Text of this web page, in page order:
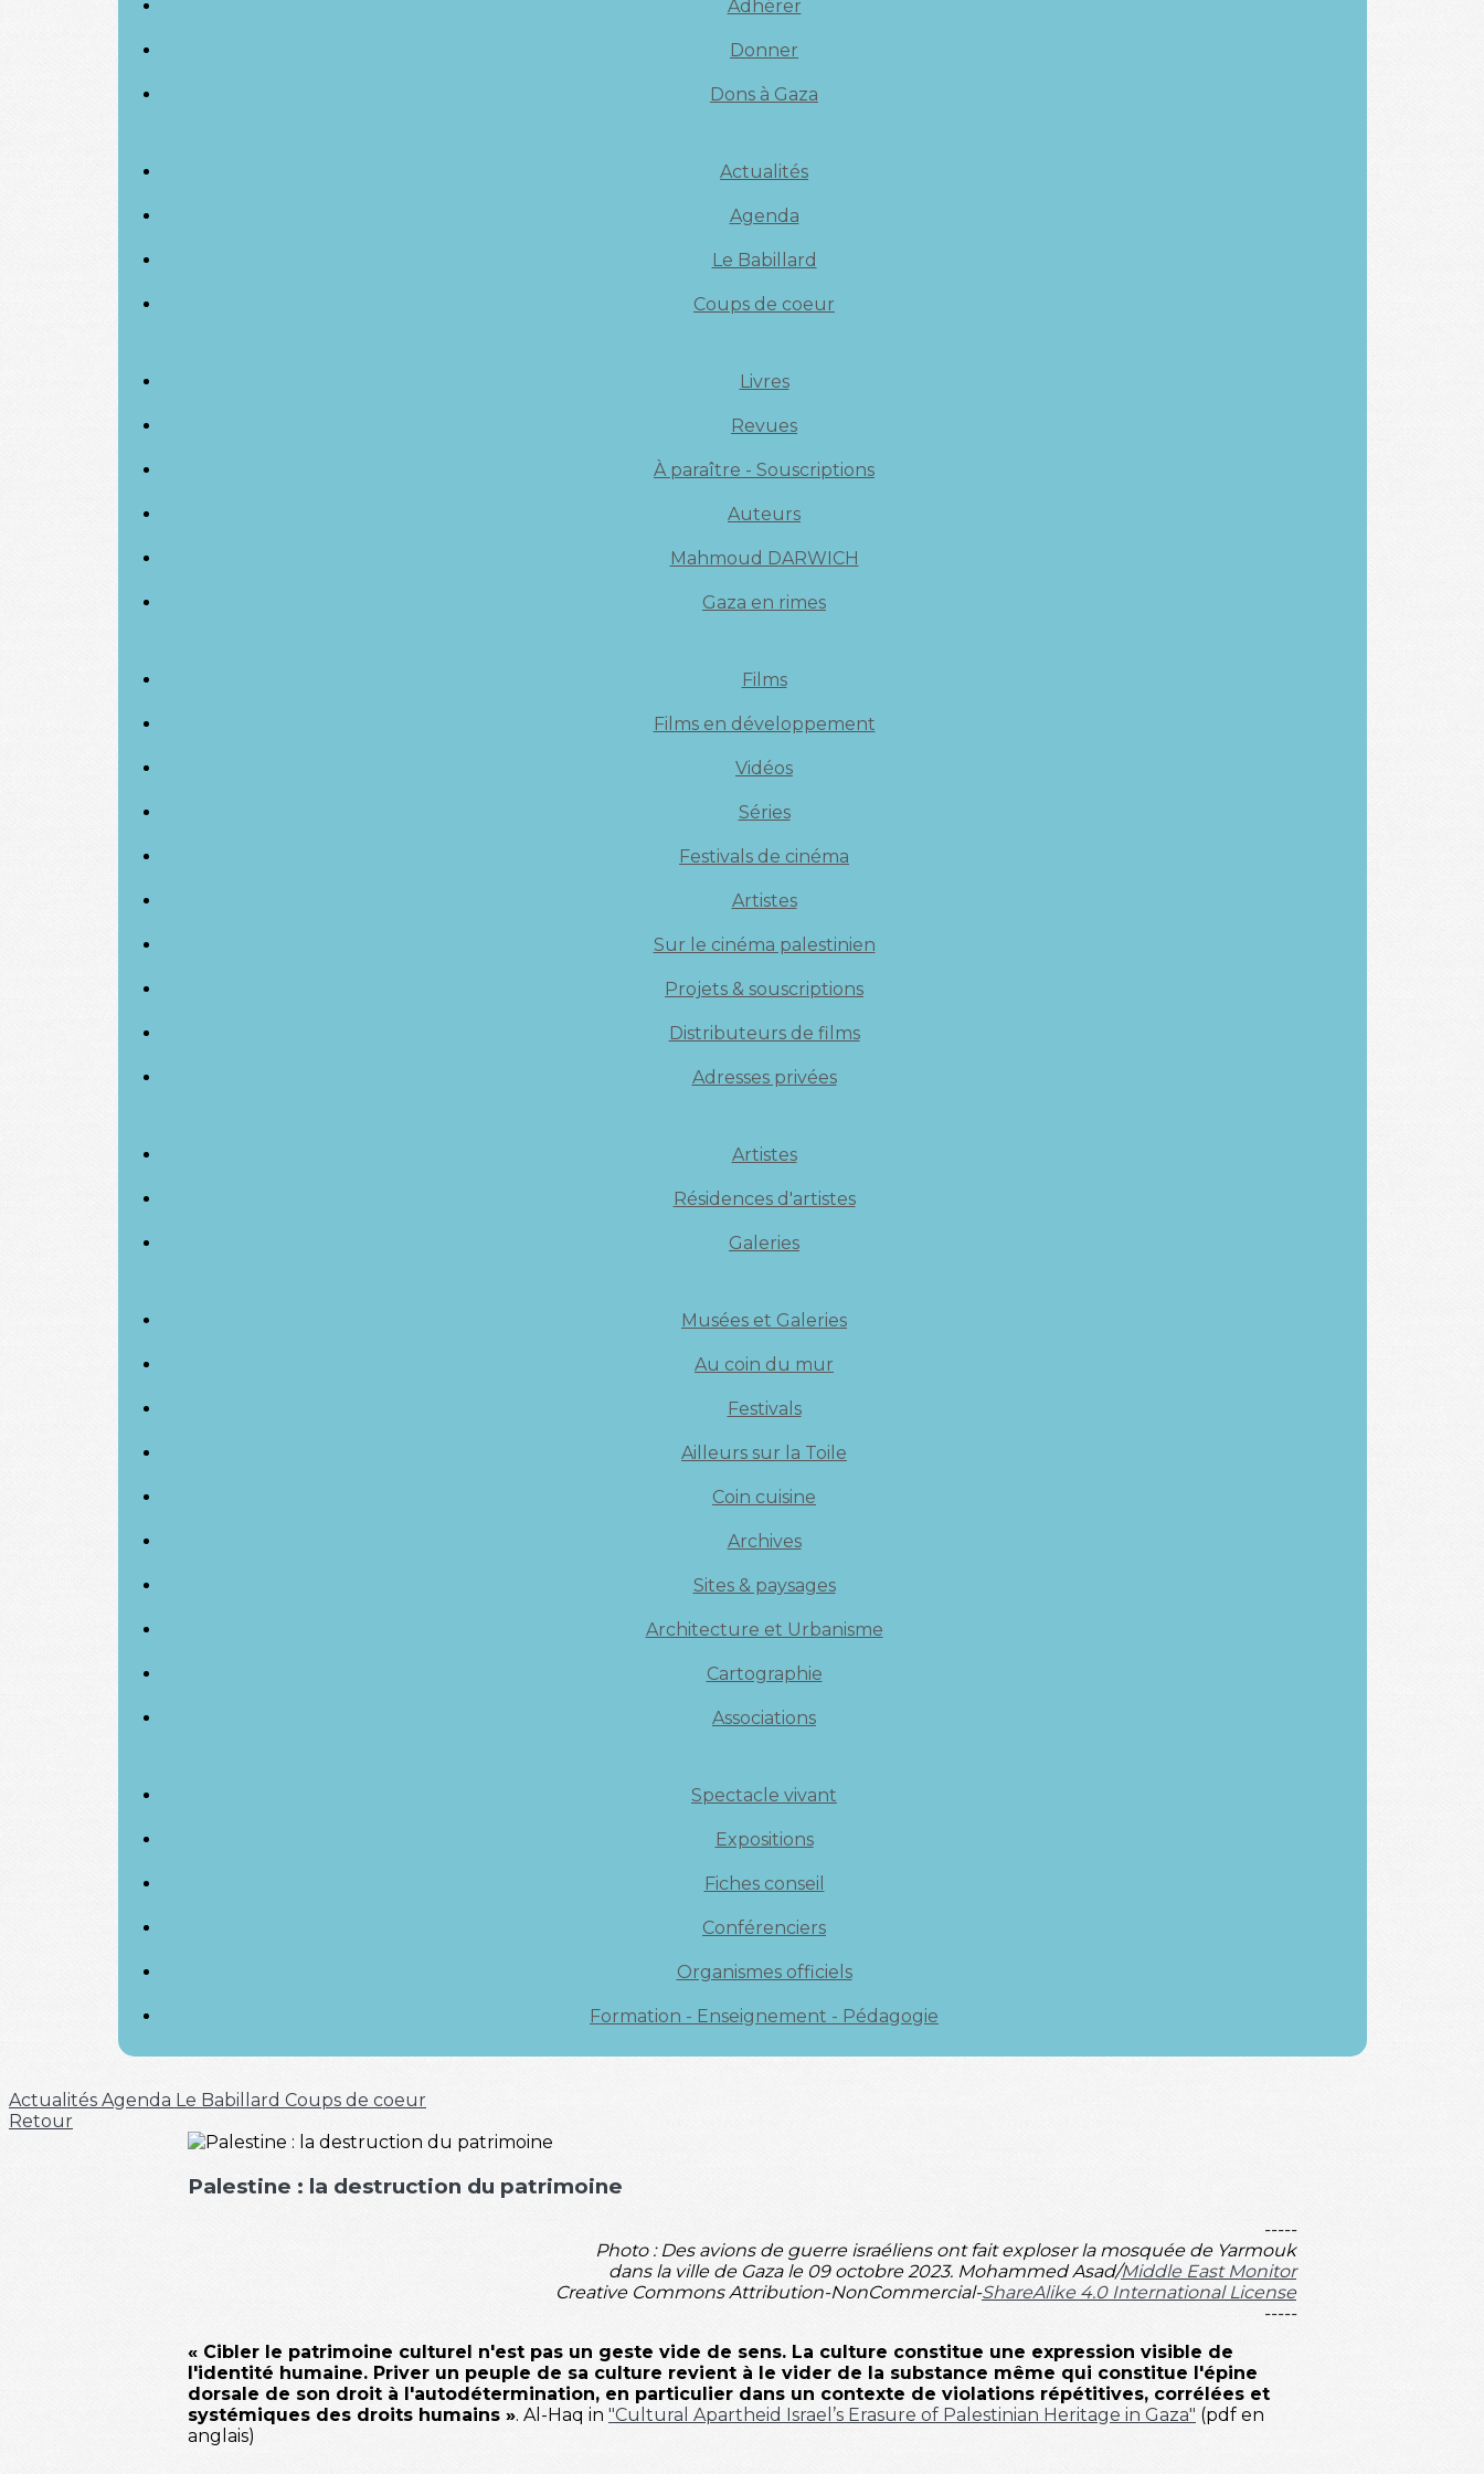
Adhérer
Donner
Dons à Gaza
Actualités
Agenda
Le Babillard
Coups de coeur
Livres
Revues
À paraître - Souscriptions
Auteurs
Mahmoud DARWICH
Gaza en rimes
Films
Films en développement
Vidéos
Séries
Festivals de cinéma
Artistes
Sur le cinéma palestinien
Projets & souscriptions
Distributeurs de films
Adresses privées
Artistes
Résidences d'artistes
Galeries
Musées et Galeries
Au coin du mur
Festivals
Ailleurs sur la Toile
Coin cuisine
Archives
Sites & paysages
Architecture et Urbanisme
Cartographie
Associations
Spectacle vivant
Expositions
Fiches conseil
Conférenciers
Organismes officiels
Formation - Enseignement - Pédagogie
Actualités Agenda Le Babillard Coups de coeur
Retour
Palestine : la destruction du patrimoine
-----
Photo : Des avions de guerre israéliens ont fait exploser la mosquée de Yarmouk
dans la ville de Gaza le 09 octobre 2023. Mohammed Asad/Middle East Monitor
Creative Commons Attribution-NonCommercial-ShareAlike 4.0 International License
-----
« Cibler le patrimoine culturel n'est pas un geste vide de sens. La culture constitue une expression visible de
l'identité humaine. Priver un peuple de sa culture revient à le vider de la substance même qui constitue l'épine
dorsale de son droit à l'autodétermination, en particulier dans un contexte de violations répétitives, corrélées et
systémiques des droits humains ». Al-Haq in "Cultural Apartheid Israel’s Erasure of Palestinian Heritage in Gaza" (pdf en
anglais)